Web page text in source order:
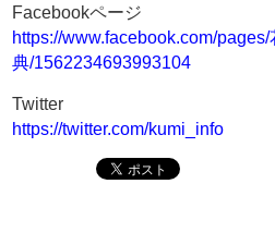
Facebookページ
https://www.facebook.com/
典/1562234693993104
Twitter
https://twitter.com/kumi_info